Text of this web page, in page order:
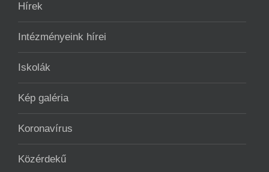
Hírek
Intézményeink hírei
Iskolák
Kép galéria
Koronavírus
Közérdekű